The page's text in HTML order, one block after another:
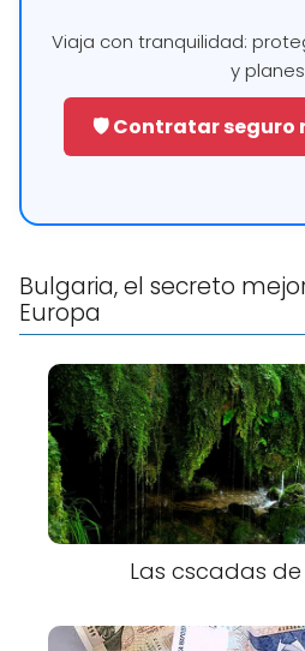
Viaja con tranquilidad:
y
🛡️ Contratar seguro
Bulgaria, el secreto
Europa
Las cscadas de